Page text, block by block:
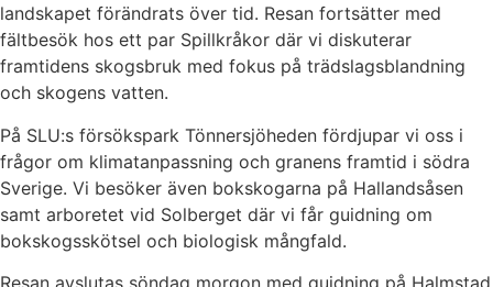
landskapet förändrats över tid. Resan fortsätter med
fältbesök hos ett par Spillkråkor där vi diskuterar
framtidens skogsbruk med fokus på trädslagsblandning
och skogens vatten.
På SLU:s försökspark Tönnersjöheden fördjupar vi oss i
frågor om klimatanpassning och granens framtid i södra
Sverige. Vi besöker även bokskogarna på Hallandsåsen
samt arboretet vid Solberget där vi får guidning om
bokskogsskötsel och biologisk mångfald.
Resan avslutas söndag morgon med guidning på Halmstad